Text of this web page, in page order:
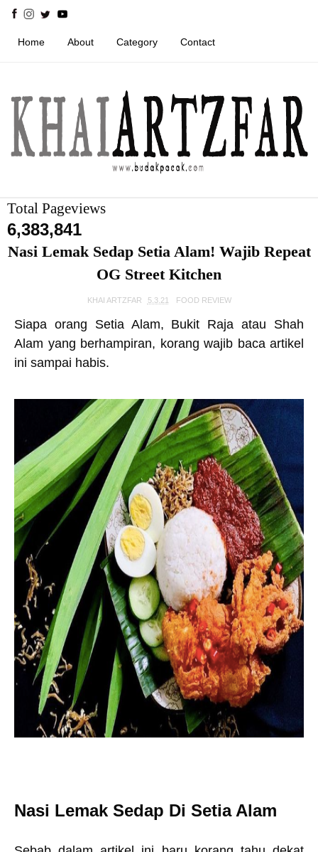
Home About Category Contact
Total Pageviews
6,383,841
Nasi Lemak Sedap Setia Alam! Wajib Repeat
OG Street Kitchen
KHAI ARTZFAR 5.3.21 FOOD REVIEW
Siapa orang Setia Alam, Bukit Raja atau Shah
Alam yang berhampiran, korang wajib baca artikel
ini sampai habis.
Nasi Lemak Sedap Di Setia Alam